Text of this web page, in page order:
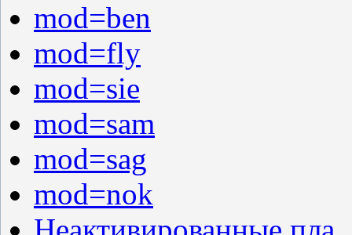
mod=ben
mod=fly
mod=sie
mod=sam
mod=sag
mod=nok